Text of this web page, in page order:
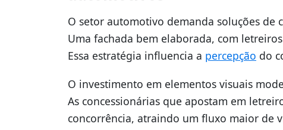
O setor automotivo demanda soluções de
Uma fachada bem elaborada, com
Essa estratégia influencia a percepção do
O investimento em elementos visuais
As concessionárias que apostam em
concorrência, atraindo um fluxo maior de